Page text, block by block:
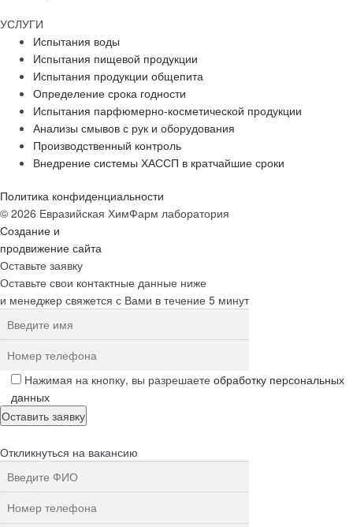
УСЛУГИ
Испытания воды
Испытания пищевой продукции
Испытания продукции общепита
Определение срока годности
Испытания парфюмерно-косметической продукции
Анализы смывов с рук и оборудования
Производственный контроль
Внедрение системы ХАССП в кратчайшие сроки
Политика конфиденциальности
© 2026 Евразийская ХимФарм лаборатория
Создание и
продвижение сайта
Оставьте заявку
Оставьте свои контактные данные ниже
и менеджер свяжется с Вами в течение 5 минут
Нажимая на кнопку, вы разрешаете обработку персональных
данных
Откликнуться на вакансию